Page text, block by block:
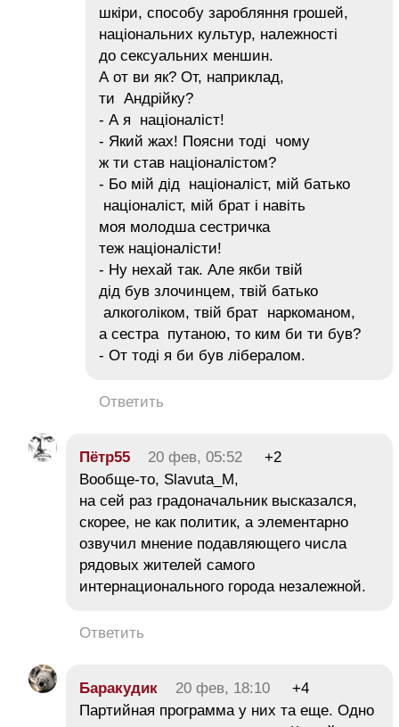
шкіри, способу заробляння грошей,
національних культур, належності
до сексуальних меншин.
А от ви як? От, наприклад,
ти Андрійку?
- А я націоналіст!
- Який жах! Поясни тоді чому
ж ти став націоналістом?
- Бо мій дід націоналіст, мій батько
націоналіст, мій брат і навіть
моя молодша сестричка
теж націоналісти!
- Ну нехай так. Але якби твій
дід був злочинцем, твій батько
алкоголіком, твій брат наркоманом,
а сестра путаною, то ким би ти був?
- От тоді я би був лібералом.
Ответить
Пётр55 20 фев, 05:52
+2
Вообще-то, Slavuta_M,
на сей раз градоначальник высказался,
скорее, не как политик, а элементарно
озвучил мнение подавляющего числа
рядовых жителей самого
интернационального города незалежной.
Ответить
Баракудик 20 фев, 18:10
+4
Партийная программа у них та еще. Одно